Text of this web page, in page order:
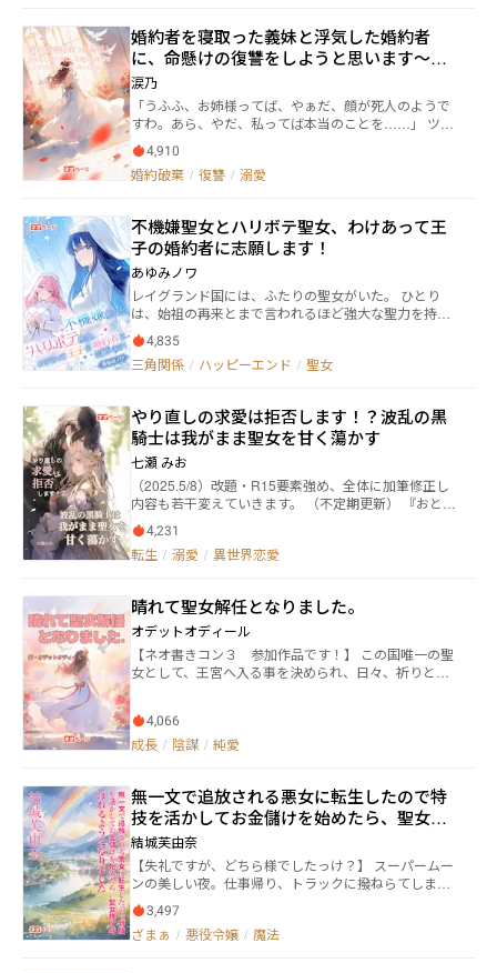
内容を記憶する能力があり、その知識を生かし、時に
は人類の叡知と呼ばれる崇高な知識、熟練冒険者のよ
うなサバイバル知識、子供が知っているような知識、
そして間違った知識など……旅先の人々を助けながら
冒険をしていく。そうこれは世界中の人々を助ける存
在の『聖女』になるための物語。 ※追放物なので多少
『ざまぁ』要素はありますが、W主人公なのでタグは
ありません。 ※基本はアリーゼ様のほのぼの旅がメイ
ンです。 ※追放側のマルセナsideもよろしくです。
ハマっていたゲーム「セイント・オブ・ラバーズ」の
世界である事を思い出す。 さらにソフィアはヒロイン
に立ちふさがる悪の元凶…。 だけど、そんな事はどう
でもいい。 「貴女に会うために生まれ変わったの
に…」 ゲームのヒロインであるマニエルに転生したで
あろう友人に再会する事を願っていたはずなのにその
事実を忘れて、悪役令嬢を演じてきた事に罪悪感が募
っていく。 一度はショックから生きる希望を失うソフ
ィアであったが、ゲームで聖女となるはずのマニエル
事件の可能性も示唆していた。それも容疑者はゲーム
内における攻略対象者達！！ ソフィアは犯人を探し出
し、彼女の復讐を遂行しようと行動を開始する。 彼女
の力は胸に秘めた友への想いかそれとも新たな出会い
か？ 聖女のいなくなった滅亡寸前の世界を舞台に元悪
役令嬢が事件の真実を追いかける。 ※小説家になろう
にも投稿しておりますが、若干内容が異なる場合がご
ざいます。
婚約者を寝取った義妹と浮気した婚約者
に、命懸けの復讐をしようと思います〜待
っていたのは、溺愛でした〜
涙乃
「うふふ、お姉様ってば、やぁだ、顔が死人のようで
すわ。あら、やだ、私ってば本当のことを……」 ツイ
ンテールの髪を指でもて遊びながらにたにたと笑って
いる妹イリナ。 無垢な聖女とは名ばかりで、私の婚約
者を寝取り、しかも私を殺そうとした妹。 大人しく殺
わ！ ︎︎︎ レオナルド殿下とユリアは政略的な婚約 妹のイ
リナがレオナルド殿下に一目惚れ→レオナルド殿下は
イリナに夢中→邪魔なユリアを始末しようと試みる→
ユリアの反撃→ハッピーエンドです ゆるふわとした、
短編です。 (エピソード「懲りないイリナ」は引き下げ
させていただきました)
4,910
婚約破棄 / 復讐 / 溺愛
不機嫌聖女とハリボテ聖女、わけあって王
子の婚約者に志願します！
あゆみノワ
レイグランド国には、ふたりの聖女がいた。 ひとり
は、始祖の再来とまで言われるほど強大な聖力を持つ
ラリエット。 そしてもうひとりは、いかにも聖女然と
した可憐さと明朗快活さを持つニナ。 当然民は期待し
た。 ふたりの聖女に守られし今代は、どの代よりも平
立からはじまる、恋あり友情ありのファンタジーで
す。 ◇応援チケット、いいね、ブックマーク等ありが
とうございます！ 週３回更新しております。
4,835
三角関係 / ハッピーエンド / 聖女
やり直しの求愛は拒否します！？波乱の黒
騎士は我がまま聖女を甘く蕩かす
七瀬 みお
（2025.5/8）改題・R15要素強め、全体に加筆修正し
内容も若干変えていきます。 （不定期更新） 『おとな
しく私の妻になってくれれば、私もおまえの望みを叶
えてやる。』 ——《悪夢》によって知らされた悲劇と
夫を死なせる未来を避けるため 強大な力を持ちながら
の、 今度は《悪夢》で死ぬ運命をたどった夫—— アル
ハンメル王家の軍神で第二王子・レオヴァルトが、黒
騎士に扮しユフィリアの前に現れた。 互いの繋がりを
知らぬなか、 ある事情を抱えたレオヴァルトは ユフィ
リアに契約婚を持ちかける。 なぜだか突然始まった い
どうにか嫌われようと我がままを加速させるが、 なぜ
だかレオヴァルトの 溺愛モードまで加速していっ
て……？！
4,231
転生 / 溺愛 / 異世界恋愛
晴れて聖女解任となりました。
オデットオディール
【ネオ書きコン３ 参加作品です！】 この国唯一の聖
女として、王宮へ入る事を決められ、日々、祈りと王
を果たしていた。 堕落した生活をしている王族たち、
王太子であるグラナードは聖女であるアリアーヌを毛
ヌはいつもこの王宮を出て暮らす事を夢見ていた。 そ
んなある日、青天の霹靂ともいうべき事が起こる。 そ
れは国唯一と言われていた聖女がもう一人現れた事。
更にアリアーヌは時を同じくして、聖女の力の弱まり
を感じていた…。 閉じ込められていた籠の鳥アリアー
ヌが王宮という籠を抜け、王都へ！ そこに現れた超美
男子のザカリーと名乗る男性。 彼はずっとアリアーヌ
を支援していた支援者だという。 アリアーヌは本当に
聖女ではなくなってしまったのか？ 現れたもう一人の
4,066
成長 / 陰謀 / 純愛
無一文で追放される悪女に転生したので特
技を活かしてお金儲けを始めたら、聖女様
と呼ばれるようになりました
結城芙由奈
【失礼ですが、どちら様でしたっけ？】 スーパームー
ンの美しい夜。仕事帰り、トラックに撥ねらてしまっ
た私。気づけば草の生えた地面の上に倒れていた。目
の前に見える城に入れば、盛大なパーティーの真っ最
中。目の前にある豪華な食事を口にしていると見知ら
3,497
ざまぁ / 悪役令嬢 / 魔法